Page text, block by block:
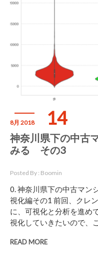
8月 2018 14
神奈川県下の中古
みる その3
Posted By : Boomin
0. 神奈川県下の中古マン
視化編その1 前回、クレ
に、可視化と分析を進め
視化していきたいので、
READ MORE